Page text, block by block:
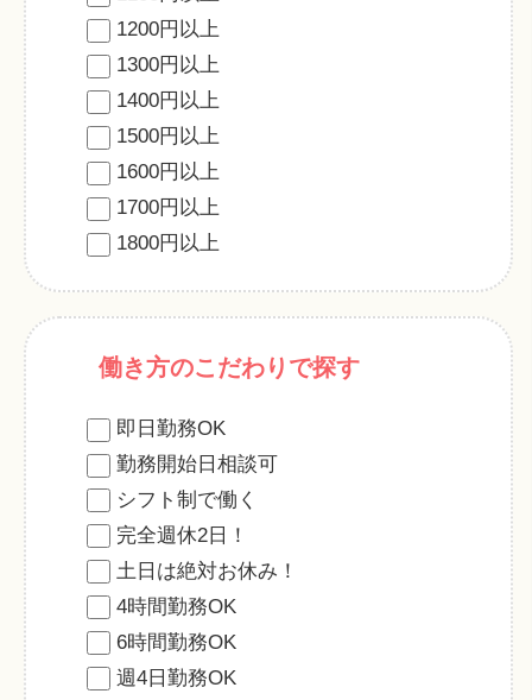
1200円以上
1300円以上
1400円以上
1500円以上
1600円以上
1700円以上
1800円以上
働き方のこだわりで探す
即日勤務OK
勤務開始日相談可
シフト制で働く
完全週休2日！
土日は絶対お休み！
4時間勤務OK
6時間勤務OK
週4日勤務OK